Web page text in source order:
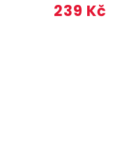
239 Kč